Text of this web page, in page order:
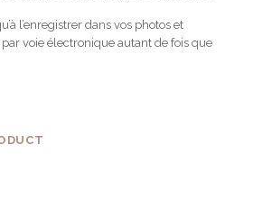
l’enregistrer dans vos photos et
par voie électronique autant de fois que